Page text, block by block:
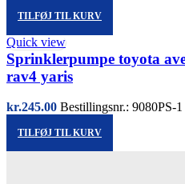
TILFØJ TIL KURV
Quick view
Sprinklerpumpe toyota
rav4 yaris
kr.245.00 Bestillingsnr.: 9080PS-1
TILFØJ TIL KURV